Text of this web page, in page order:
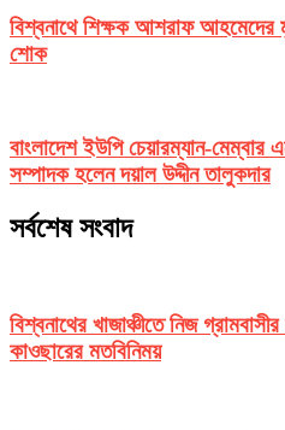
বিশ্বনাথে শিক্ষক আশরাফ আহমেদের
শোক
বাংলাদেশ ইউপি চেয়ারম্যান-মেম্বার
সম্পাদক হলেন দয়াল উদ্দীন তালুকদার
সর্বশেষ সংবাদ
বিশ্বনাথের খাজাঞ্চীতে নিজ
কাওছারের মতবিনিময়